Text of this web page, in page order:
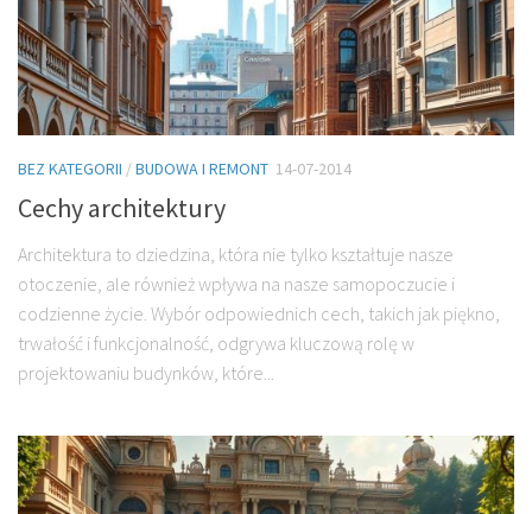
BEZ KATEGORII /BUDOWA I REMONT 14-07-2014
Cechy architektury
Architektura to dziedzina, która nie tylko kształtuje nasze
otoczenie, ale również wpływa na nasze samopoczucie i
codzienne życie. Wybór odpowiednich cech, takich jak piękno,
trwałość i funkcjonalność, odgrywa kluczową rolę w
projektowaniu budynków, które...